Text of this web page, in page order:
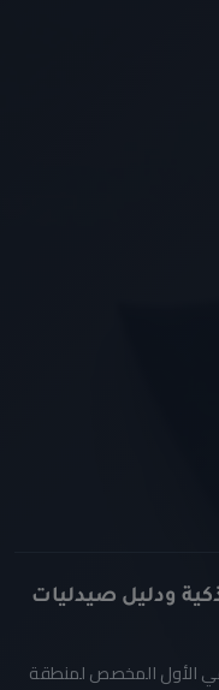
ودليل صيدليات
الأول المخصص لمنطقة